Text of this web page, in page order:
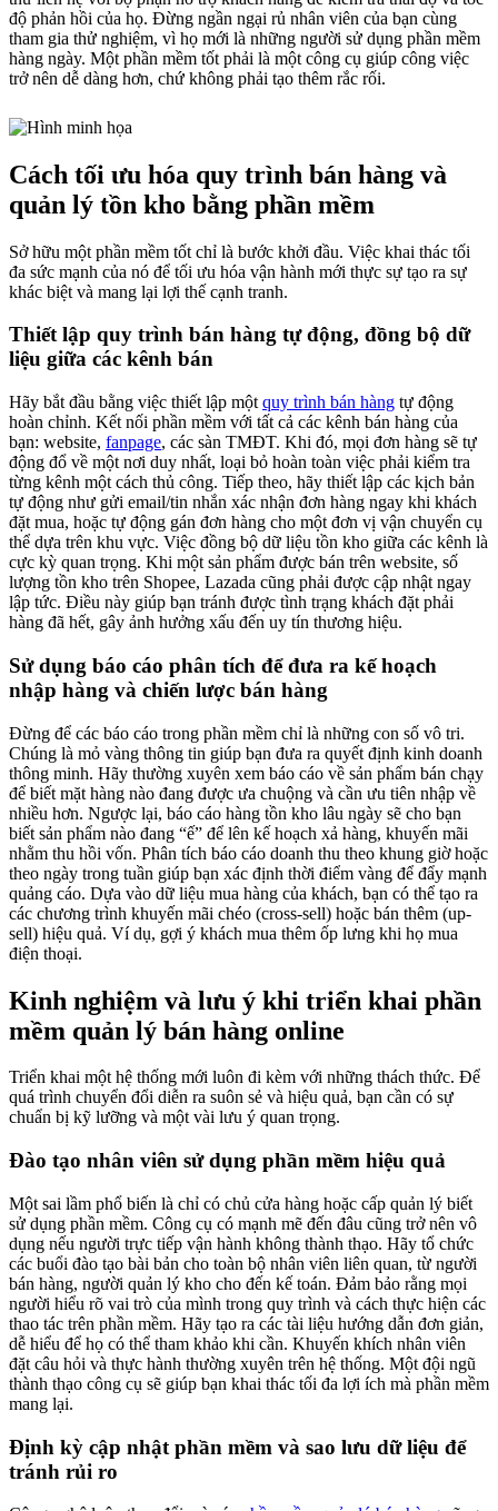
độ phản hồi của họ. Đừng ngần ngại rủ nhân viên của bạn cùng
tham gia thử nghiệm, vì họ mới là những người sử dụng phần mềm
hàng ngày. Một phần mềm tốt phải là một công cụ giúp công việc
trở nên dễ dàng hơn, chứ không phải tạo thêm rắc rối.
Cách tối ưu hóa quy trình bán hàng và
quản lý tồn kho bằng phần mềm
Sở hữu một phần mềm tốt chỉ là bước khởi đầu. Việc khai thác tối
đa sức mạnh của nó để tối ưu hóa vận hành mới thực sự tạo ra sự
khác biệt và mang lại lợi thế cạnh tranh.
Thiết lập quy trình bán hàng tự động, đồng bộ dữ
liệu giữa các kênh bán
Hãy bắt đầu bằng việc thiết lập một quy trình bán hàng tự động
hoàn chỉnh. Kết nối phần mềm với tất cả các kênh bán hàng của
bạn: website, fanpage, các sàn TMĐT. Khi đó, mọi đơn hàng sẽ tự
động đổ về một nơi duy nhất, loại bỏ hoàn toàn việc phải kiểm tra
từng kênh một cách thủ công. Tiếp theo, hãy thiết lập các kịch bản
tự động như gửi email/tin nhắn xác nhận đơn hàng ngay khi khách
đặt mua, hoặc tự động gán đơn hàng cho một đơn vị vận chuyển cụ
thể dựa trên khu vực. Việc đồng bộ dữ liệu tồn kho giữa các kênh là
cực kỳ quan trọng. Khi một sản phẩm được bán trên website, số
lượng tồn kho trên Shopee, Lazada cũng phải được cập nhật ngay
lập tức. Điều này giúp bạn tránh được tình trạng khách đặt phải
hàng đã hết, gây ảnh hưởng xấu đến uy tín thương hiệu.
Sử dụng báo cáo phân tích để đưa ra kế hoạch
nhập hàng và chiến lược bán hàng
Đừng để các báo cáo trong phần mềm chỉ là những con số vô tri.
Chúng là mỏ vàng thông tin giúp bạn đưa ra quyết định kinh doanh
thông minh. Hãy thường xuyên xem báo cáo về sản phẩm bán chạy
để biết mặt hàng nào đang được ưa chuộng và cần ưu tiên nhập về
nhiều hơn. Ngược lại, báo cáo hàng tồn kho lâu ngày sẽ cho bạn
biết sản phẩm nào đang “ế” để lên kế hoạch xả hàng, khuyến mãi
nhằm thu hồi vốn. Phân tích báo cáo doanh thu theo khung giờ hoặc
theo ngày trong tuần giúp bạn xác định thời điểm vàng để đẩy mạnh
quảng cáo. Dựa vào dữ liệu mua hàng của khách, bạn có thể tạo ra
các chương trình khuyến mãi chéo (cross-sell) hoặc bán thêm (up-
sell) hiệu quả. Ví dụ, gợi ý khách mua thêm ốp lưng khi họ mua
điện thoại.
Kinh nghiệm và lưu ý khi triển khai phần
mềm quản lý bán hàng online
Triển khai một hệ thống mới luôn đi kèm với những thách thức. Để
quá trình chuyển đổi diễn ra suôn sẻ và hiệu quả, bạn cần có sự
chuẩn bị kỹ lưỡng và một vài lưu ý quan trọng.
Đào tạo nhân viên sử dụng phần mềm hiệu quả
Một sai lầm phổ biến là chỉ có chủ cửa hàng hoặc cấp quản lý biết
sử dụng phần mềm. Công cụ có mạnh mẽ đến đâu cũng trở nên vô
dụng nếu người trực tiếp vận hành không thành thạo. Hãy tổ chức
các buổi đào tạo bài bản cho toàn bộ nhân viên liên quan, từ người
bán hàng, người quản lý kho cho đến kế toán. Đảm bảo rằng mọi
người hiểu rõ vai trò của mình trong quy trình và cách thực hiện các
thao tác trên phần mềm. Hãy tạo ra các tài liệu hướng dẫn đơn giản,
dễ hiểu để họ có thể tham khảo khi cần. Khuyến khích nhân viên
đặt câu hỏi và thực hành thường xuyên trên hệ thống. Một đội ngũ
thành thạo công cụ sẽ giúp bạn khai thác tối đa lợi ích mà phần mềm
mang lại.
Định kỳ cập nhật phần mềm và sao lưu dữ liệu để
tránh rủi ro